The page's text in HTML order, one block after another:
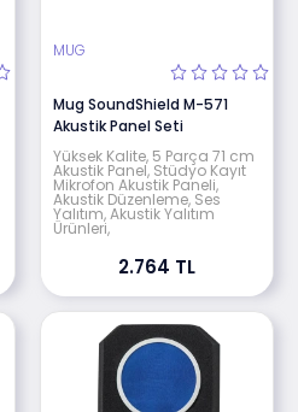
MUG
Mug SoundShield M-571
Akustik Panel Seti
Yüksek Kalite, 5 Parça 71 cm
Akustik Panel, Stüdyo Kayıt
Mikrofon Akustik Paneli,
Akustik Düzenleme, Ses
Yalıtım, Akustik Yalıtım
Ürünleri,
2.764 TL